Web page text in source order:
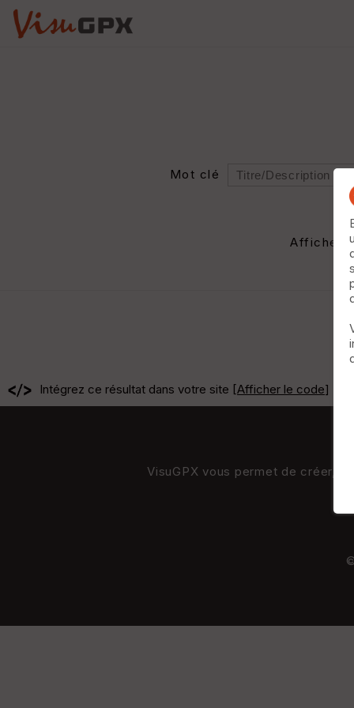
Mot clé
Auteur
Afficher
Intégrez ce résultat dans votre site [Afficher le code]
VisuGPX vous permet de créer,